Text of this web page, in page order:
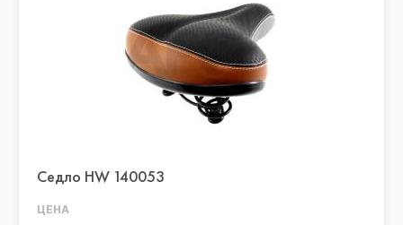
Седло HW 140053
ЦЕНА